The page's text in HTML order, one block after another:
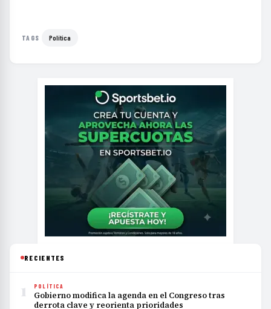
TAGS Política
RECIENTES
1 POLÍTICA
Gobierno modifica la agenda en el Congreso tras
derrota clave y reorienta prioridades